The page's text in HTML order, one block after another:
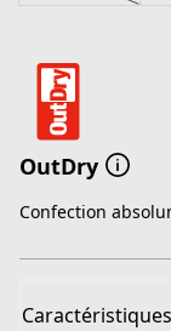
OutDry
Confection
Caractéristiques